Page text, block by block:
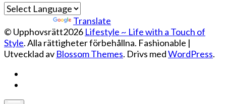
Translate
© Upphovsrätt2026 Lifestyle ~ Life with a Touch of
Style. Alla rättigheter förbehållna. Fashionable |
Utvecklad av Blossom Themes. Drivs medWordPress.